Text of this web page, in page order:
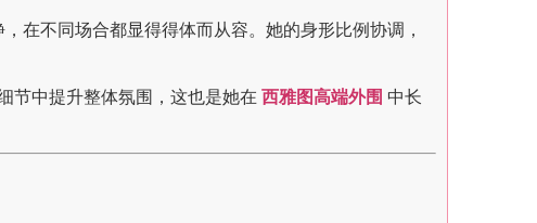
在不同场合都显得得体而从容。她的身形比例协调，
节中提升整体氛围，这也是她在 西雅图高端外围 中长